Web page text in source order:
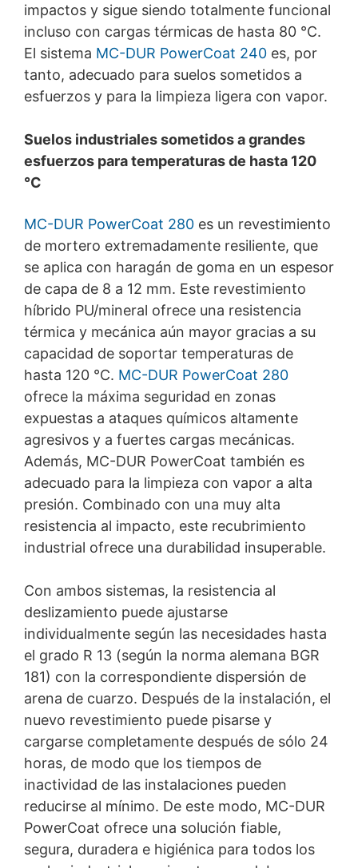
impactos y sigue siendo totalmente funcional
incluso con cargas térmicas de hasta 80 °C.
El sistema MC-DUR PowerCoat 240 es, por
tanto, adecuado para suelos sometidos a
esfuerzos y para la limpieza ligera con vapor.
Suelos industriales sometidos a grandes
esfuerzos para temperaturas de hasta 120
°C
MC-DUR PowerCoat 280 es un revestimiento
de mortero extremadamente resiliente, que
se aplica con haragán de goma en un espesor
de capa de 8 a 12 mm. Este revestimiento
híbrido PU/mineral ofrece una resistencia
térmica y mecánica aún mayor gracias a su
capacidad de soportar temperaturas de
hasta 120 °C. MC-DUR PowerCoat 280
ofrece la máxima seguridad en zonas
expuestas a ataques químicos altamente
agresivos y a fuertes cargas mecánicas.
Además, MC-DUR PowerCoat también es
adecuado para la limpieza con vapor a alta
presión. Combinado con una muy alta
resistencia al impacto, este recubrimiento
industrial ofrece una durabilidad insuperable.
Con ambos sistemas, la resistencia al
deslizamiento puede ajustarse
individualmente según las necesidades hasta
el grado R 13 (según la norma alemana BGR
181) con la correspondiente dispersión de
arena de cuarzo. Después de la instalación, el
nuevo revestimiento puede pisarse y
cargarse completamente después de sólo 24
horas, de modo que los tiempos de
inactividad de las instalaciones pueden
reducirse al mínimo. De este modo, MC-DUR
PowerCoat ofrece una solución fiable,
segura, duradera e higiénica para todos los